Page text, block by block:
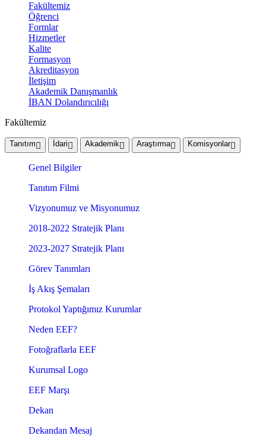
Fakültemiz
Öğrenci
Formlar
Hizmetler
Kalite
Formasyon
Akreditasyon
İletişim
Akademik Danışmanlık
İBAN Dolandırıcılığı
Fakültemiz
Tanıtım İdari Akademik Araştırma Komisyonlar
Genel Bilgiler
Tanıtım Filmi
Vizyonumuz ve Misyonumuz
2018-2022 Stratejik Planı
2023-2027 Stratejik Planı
Görev Tanımları
İş Akış Şemaları
Protokol Yaptığımız Kurumlar
Neden EEF?
Fotoğraflarla EEF
Kurumsal Logo
EEF Marşı
Dekan
Dekandan Mesaj